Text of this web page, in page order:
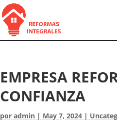
EMPRESA
CONFIANZA
poradmin | May 7, 2024 |